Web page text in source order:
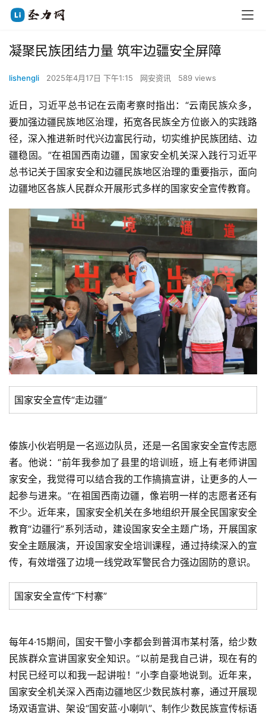
凝聚民族团结力量 筑牢边疆安全屏障
lishengli 2025年4月17日 下午1:15 网安资讯 589 views
近日，习近平总书记在云南考察时指出：“云南民族众多，
要加强边疆民族地区治理，拓宽各民族全方位嵌入的实践路
径，深入推进新时代兴边富民行动，切实维护民族团结、边
疆稳固。”在祖国西南边疆，国家安全机关深入践行习近平
总书记关于国家安全和边疆民族地区治理的重要指示，面向
边疆地区各族人民群众开展形式多样的国家安全宣传教育。
国家安全宣传“走边疆”
傣族小伙岩明是一名巡边队员，还是一名国家安全宣传志愿
者。他说：“前年我参加了县里的培训班，班上有老师讲国
家安全，我觉得可以结合我的工作搞搞宣讲，让更多的人一
起参与进来。”在祖国西南边疆，像岩明一样的志愿者还有
不少。近年来，国家安全机关在多地组织开展全民国家安全
教育“边疆行”系列活动，建设国家安全主题广场，开展国家
安全主题展演，开设国家安全培训课程，通过持续深入的宣
传，有效增强了边境一线党政军警民合力强边固防的意识。
国家安全宣传“下村寨”
每年4·15期间，国安干警小李都会到普洱市某村落，给少数
民族群众宣讲国家安全知识。“以前是我自己讲，现在有的
村民已经可以和我一起讲啦！”小李自豪地说到。近年来，
国家安全机关深入西南边疆地区少数民族村寨，通过开展现
场双语宣讲、架设“国安蓝·小喇叭”、制作少数民族宣传标语